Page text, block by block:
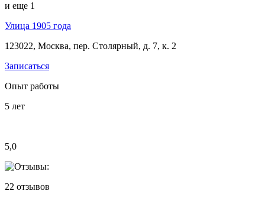
и еще 1
Улица 1905 года
123022, Москва, пер. Столярный, д. 7, к. 2
Записаться
Опыт работы
5 лет
5,0
22 отзывов